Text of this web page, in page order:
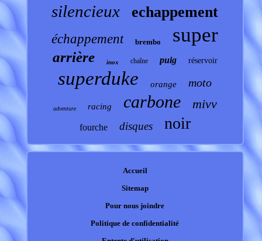
silencieux echappement
échappement brembo super
arrière inox chaîne puig réservoir
superduke orange moto
adventure racing carbone mivv
fourche disques noir
Accueil
Sitemap
Pour nous joindre
Politique de confidentialité